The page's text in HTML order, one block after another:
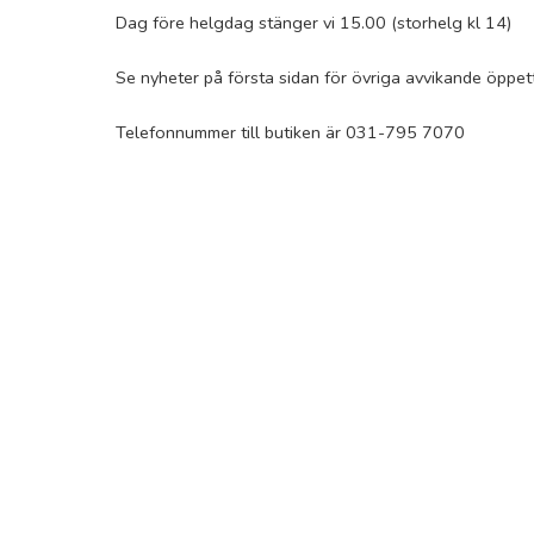
Dag före helgdag stänger vi 15.00 (storhelg kl 14)
Se nyheter på första sidan för övriga avvikande
Telefonnummer till butiken är 031-795 7070